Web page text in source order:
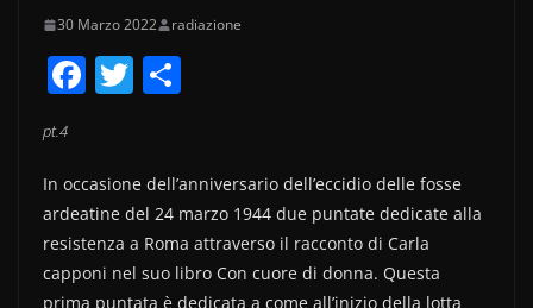
30 Marzo 2022 radiazione
F
e
b
o
T
er di
vi
di
pt.4
In occasione dell’anniversario dell’eccidio delle fosse
ardeatine del 24 marzo 1944 due puntate dedicate alla
resistenza a Roma attraverso il racconto di Carla
capponi nel suo libro Con cuore di donna. Questa
prima puntata è dedicata a come all’inizio della lotta